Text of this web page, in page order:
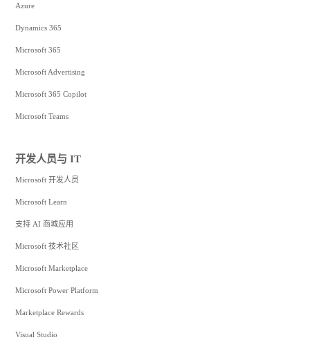
Azure
Dynamics 365
Microsoft 365
Microsoft Advertising
Microsoft 365 Copilot
Microsoft Teams
开发人员与 IT
Microsoft 开发人员
Microsoft Learn
支持 AI 商城应用
Microsoft 技术社区
Microsoft Marketplace
Microsoft Power Platform
Marketplace Rewards
Visual Studio